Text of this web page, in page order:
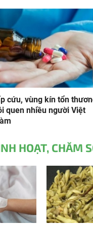
cứu, vùng kín tổn
quen nhiều người Việt
HOẠT, CHĂM